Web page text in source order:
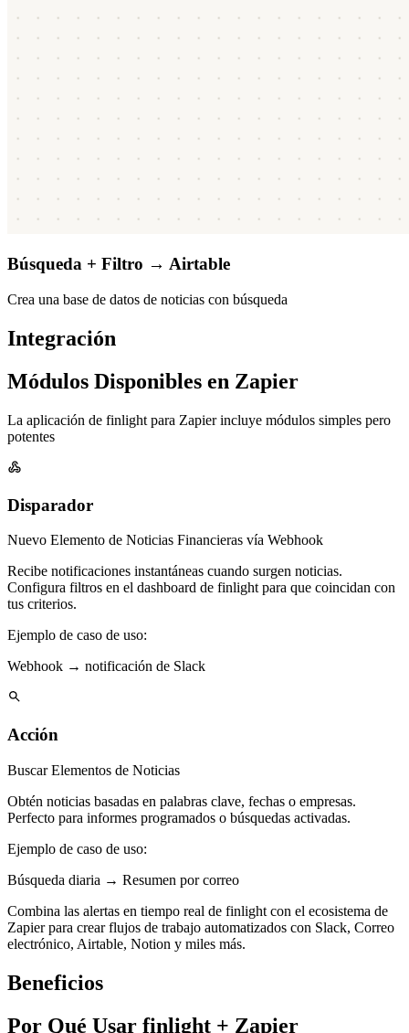
Búsqueda + Filtro → Airtable
Crea una base de datos de noticias con búsqueda
Integración
Módulos Disponibles en Zapier
La aplicación de finlight para Zapier incluye módulos simples pero
potentes
Disparador
Nuevo Elemento de Noticias Financieras vía Webhook
Recibe notificaciones instantáneas cuando surgen noticias.
Configura filtros en el dashboard de finlight para que coincidan con
tus criterios.
Ejemplo de caso de uso:
Webhook → notificación de Slack
Acción
Buscar Elementos de Noticias
Obtén noticias basadas en palabras clave, fechas o empresas.
Perfecto para informes programados o búsquedas activadas.
Ejemplo de caso de uso:
Búsqueda diaria → Resumen por correo
Combina las alertas en tiempo real de finlight con el ecosistema de
Zapier para crear flujos de trabajo automatizados con Slack, Correo
electrónico, Airtable, Notion y miles más.
Beneficios
Por Qué Usar finlight + Zapier